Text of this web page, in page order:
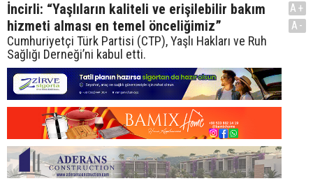
İncirli: “Yaşlıların kaliteli ve erişilebilir bakım
hizmeti alması en temel önceliğimiz”
Cumhuriyetçi Türk Partisi (CTP), Yaşlı Hakları ve Ruh
Sağlığı Derneği’ni kabul etti.
A+
A-